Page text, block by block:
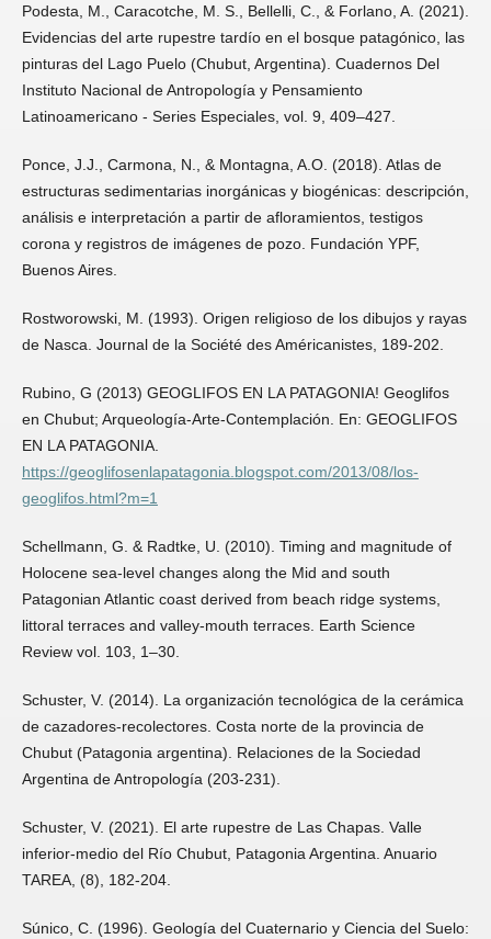
Podesta, M., Caracotche, M. S., Bellelli, C., & Forlano, A. (2021).
Evidencias del arte rupestre tardío en el bosque patagónico, las
pinturas del Lago Puelo (Chubut, Argentina). Cuadernos Del
Instituto Nacional de Antropología y Pensamiento
Latinoamericano - Series Especiales, vol. 9, 409–427.
Ponce, J.J., Carmona, N., & Montagna, A.O. (2018). Atlas de
estructuras sedimentarias inorgánicas y biogénicas: descripción,
análisis e interpretación a partir de afloramientos, testigos
corona y registros de imágenes de pozo. Fundación YPF,
Buenos Aires.
Rostworowski, M. (1993). Origen religioso de los dibujos y rayas
de Nasca. Journal de la Société des Américanistes, 189-202.
Rubino, G (2013) GEOGLIFOS EN LA PATAGONIA! Geoglifos
en Chubut; Arqueología-Arte-Contemplación. En: GEOGLIFOS
EN LA PATAGONIA.
https://geoglifosenlapatagonia.blogspot.com/2013/08/los-
geoglifos.html?m=1
Schellmann, G. & Radtke, U. (2010). Timing and magnitude of
Holocene sea-level changes along the Mid and south
Patagonian Atlantic coast derived from beach ridge systems,
littoral terraces and valley-mouth terraces. Earth Science
Review vol. 103, 1–30.
Schuster, V. (2014). La organización tecnológica de la cerámica
de cazadores-recolectores. Costa norte de la provincia de
Chubut (Patagonia argentina). Relaciones de la Sociedad
Argentina de Antropología (203-231).
Schuster, V. (2021). El arte rupestre de Las Chapas. Valle
inferior-medio del Río Chubut, Patagonia Argentina. Anuario
TAREA, (8), 182-204.
Súnico, C. (1996). Geología del Cuaternario y Ciencia del Suelo: